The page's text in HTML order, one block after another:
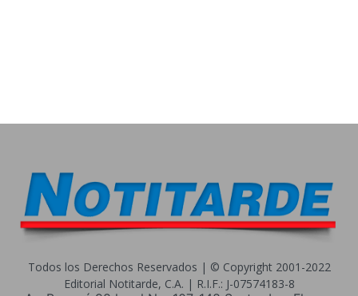
Todos los Derechos Reservados | © Copyright 2001-2022
Editorial Notitarde, C.A. | R.I.F.: J-07574183-8